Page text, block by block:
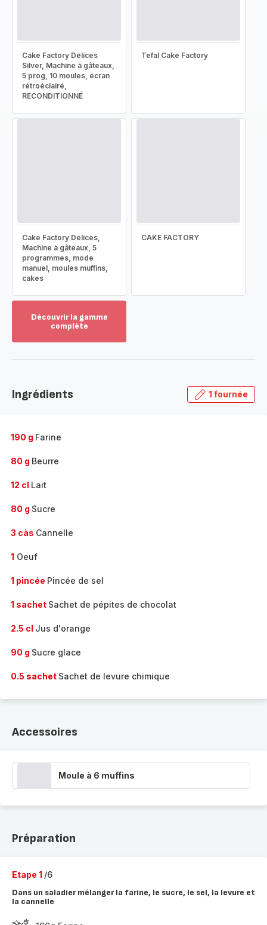
Cake Factory Délices
Silver, Machine à gâteaux,
5 prog, 10 moules, écran
rétroéclairé,
RECONDITIONNÉ
Tefal Cake Factory
Cake Factory Délices,
Machine à gâteaux, 5
programmes, mode
manuel, moules muffins,
cakes
CAKE FACTORY
Découvrir la gamme
complète
gamme
Ingrédients 1 fournée
190 g Farine
80 g Beurre
12 cl Lait
80 g Sucre
3 càs Cannelle
1 Oeuf
1 pincée Pincée de sel
1 sachet Sachet de pépites de chocolat
2.5 cl Jus d'orange
90 g Sucre glace
0.5 sachet Sachet de levure chimique
Accessoires
Moule à 6 muffins
Préparation
Etape 1 /6
Dans un saladier mélanger la farine, le sucre, le sel, la levure et
la cannelle